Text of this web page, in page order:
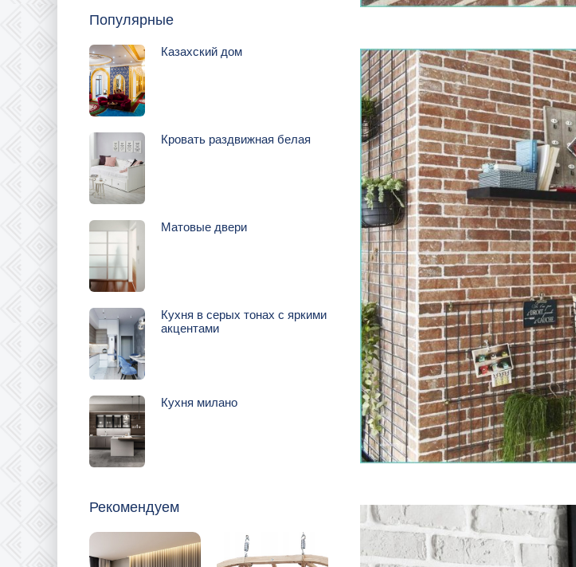
Популярные
Казахский дом
Кровать раздвижная белая
Матовые двери
Кухня в серых тонах с яркими
акцентами
Кухня милано
Рекомендуем